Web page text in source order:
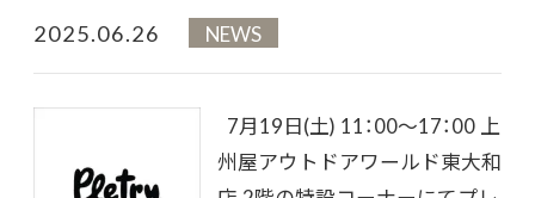
2025.06.26 NEWS
7月19日(土) 11：00～17：00 上
州屋アウトドアワールド東大和